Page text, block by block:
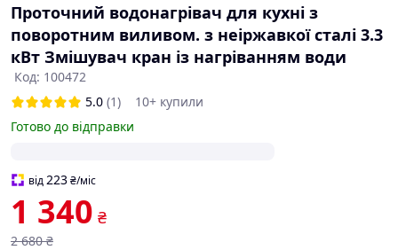
Проточний водонагрівач для кухні з
поворотним виливом. з неіржавкої сталі 3.3
кВт Змішувач кран із нагріванням води
Код: 100472
5.0 (1)
10+ купили
Готово до відправки
від223₴/міс
1 340 ₴
2 680 ₴